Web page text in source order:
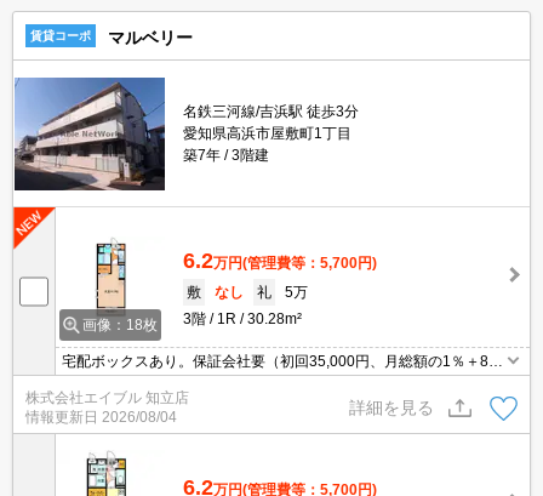
賃貸コーポ マルベリー
名鉄三河線/吉浜駅 徒歩3分
愛知県高浜市屋敷町1丁目
築7年
3階建
画像：18枚
6.2万円(管理費等：5,700円)
敷
なし 礼
5万
3階
1R 30.28m²
宅配ボックスあり。保証会社要（初回35,000円、月総額の1％＋800
円/月）。人気の設備も充実。
株式会社エイブル 知立店
情報更新日 2026/08/04
詳細を見る
6.2万円(管理費等：5,700円)